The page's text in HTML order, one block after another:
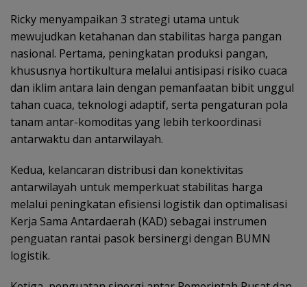
Ricky menyampaikan 3 strategi utama untuk
mewujudkan ketahanan dan stabilitas harga pangan
nasional. Pertama, peningkatan produksi pangan,
khususnya hortikultura melalui antisipasi risiko cuaca
dan iklim antara lain dengan pemanfaatan bibit unggul
tahan cuaca, teknologi adaptif, serta pengaturan pola
tanam antar-komoditas yang lebih terkoordinasi
antarwaktu dan antarwilayah.
Kedua, kelancaran distribusi dan konektivitas
antarwilayah untuk memperkuat stabilitas harga
melalui peningkatan efisiensi logistik dan optimalisasi
Kerja Sama Antardaerah (KAD) sebagai instrumen
penguatan rantai pasok bersinergi dengan BUMN
logistik.